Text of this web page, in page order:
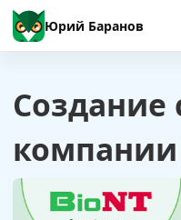
Юрий Баранов
Создание